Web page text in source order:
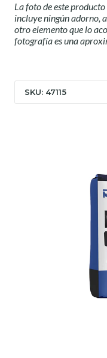
La foto de este
incluye ningún adorno,
otro elemento que lo
fotografía es una
SKU: 47115